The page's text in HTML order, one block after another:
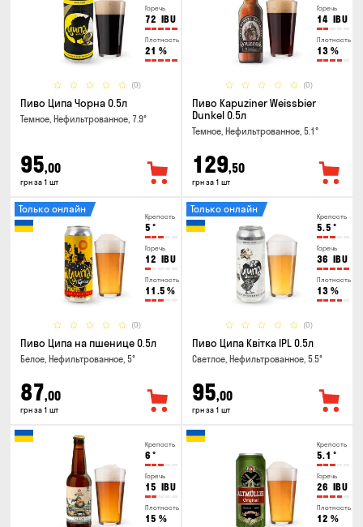
Горечь
72 IBU
Плотность
21 %
(0)
Пиво Ципа Чорна 0.5л
Темное, Нефильтрованное, 7.9°
95,00
грн за 1 шт
Горечь
14 IBU
Плотность
13 %
(0)
Пиво Kapuziner Weissbier
Dunkel 0.5л
Темное, Нефильтрованное, 5.1°
129,50
грн за 1 шт
Крепость
5 °
Горечь
12 IBU
Плотность
11.5 %
(0)
Только онлайн
Пиво Ципа на пшенице 0.5л
Белое, Нефильтрованное, 5°
87,00
грн за 1 шт
Крепость
5.5 °
Горечь
36 IBU
Плотность
13 %
(0)
Только онлайн
Пиво Ципа Квітка IPL 0.5л
Светлое, Нефильтрованное, 5.5°
95,00
грн за 1 шт
Крепость
6 °
Горечь
15 IBU
Плотность
15 %
Крепость
5.1 °
Горечь
26 IBU
Плотность
12 %